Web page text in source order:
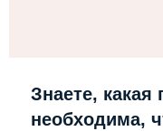
Знаете, какая
необходима,